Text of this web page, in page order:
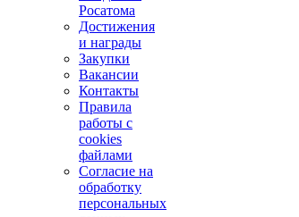
Росатома
Достижения
и награды
Закупки
Вакансии
Контакты
Правила
работы с
cookies
файлами
Согласие на
обработку
персональных